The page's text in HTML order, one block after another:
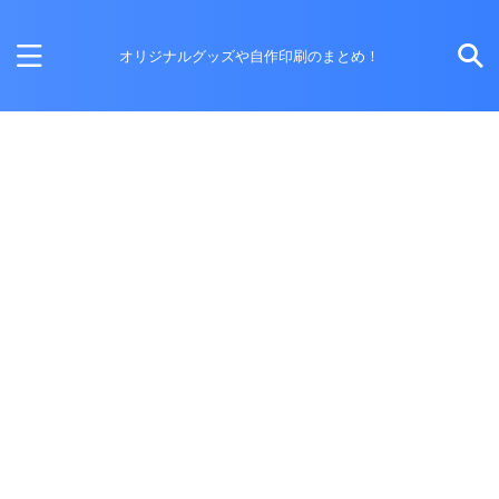
オリジナルグッズや自作印刷のまとめ！